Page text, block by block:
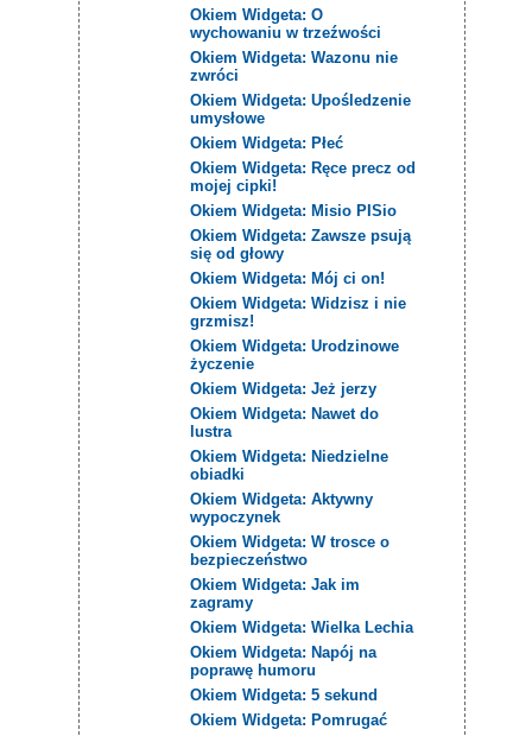
Okiem Widgeta: O
wychowaniu w trzeźwości
Okiem Widgeta: Wazonu nie
zwróci
Okiem Widgeta: Upośledzenie
umysłowe
Okiem Widgeta: Płeć
Okiem Widgeta: Ręce precz od
mojej cipki!
Okiem Widgeta: Misio PISio
Okiem Widgeta: Zawsze psują
się od głowy
Okiem Widgeta: Mój ci on!
Okiem Widgeta: Widzisz i nie
grzmisz!
Okiem Widgeta: Urodzinowe
życzenie
Okiem Widgeta: Jeż jerzy
Okiem Widgeta: Nawet do
lustra
Okiem Widgeta: Niedzielne
obiadki
Okiem Widgeta: Aktywny
wypoczynek
Okiem Widgeta: W trosce o
bezpieczeństwo
Okiem Widgeta: Jak im
zagramy
Okiem Widgeta: Wielka Lechia
Okiem Widgeta: Napój na
poprawę humoru
Okiem Widgeta: 5 sekund
Okiem Widgeta: Pomrugać